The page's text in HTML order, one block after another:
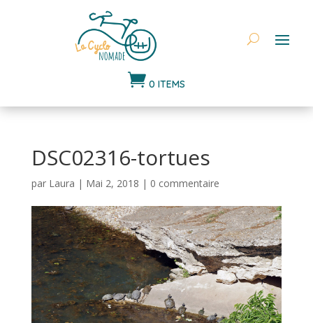
 0 ITEMS
DSC02316-tortues
par Laura | Mai 2, 2018 | 0 commentaire